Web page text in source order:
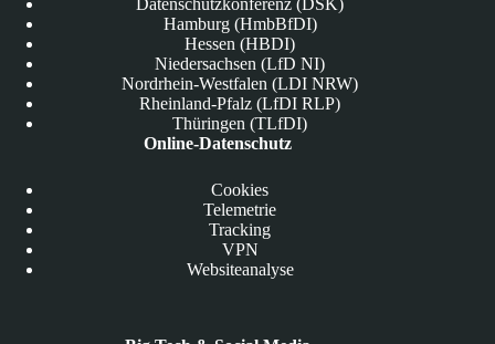
Hamburg (HmbBfDI)
Hessen (HBDI)
Niedersachsen (LfD NI)
Nordrhein-Westfalen (LDI NRW)
Rheinland-Pfalz (LfDI RLP)
Thüringen (TLfDI)
Online-Datenschutz
Cookies
Telemetrie
Tracking
VPN
Websiteanalyse